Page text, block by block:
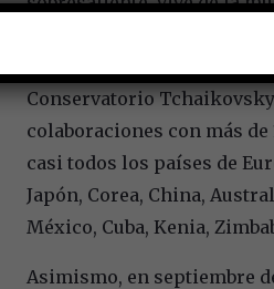
Conservatorio
colaboraciones con más
casi todos los países de
Japón, Corea, China,
México, Cuba, Kenia,
Asimismo, en septiembre